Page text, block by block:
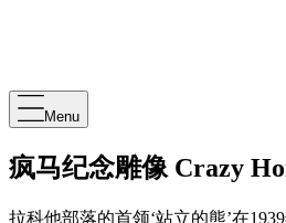
Menu
疯马纪念雕像 Crazy
拉科他部落的首领‘站立的熊’在